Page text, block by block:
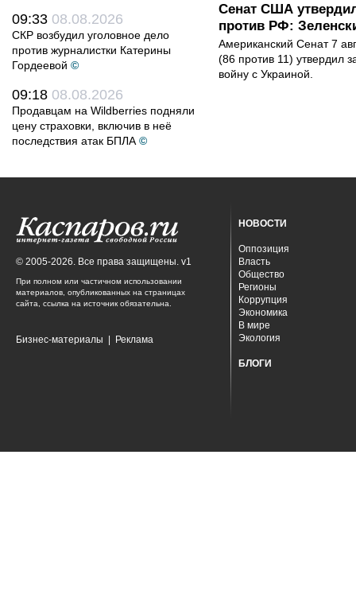
09:33 08.08.2026
СКР возбудил уголовное дело
против журналистки Катерины
Гордеевой ©
09:18 08.08.2026
Продавцам на Wildberries подняли
цену страховки, включив в неё
последствия атак БПЛА ©
Сенат США
против РФ:
Американский Сенат 7
(86 против 11) утвердил
войну с Украиной.
© 2005-2026. Все права защищены. v1
При полном или частичном использовании
материалов, опубликованных на страницах
сайта, ссылка на источник обязательна.
Бизнес-материалы Реклама
НОВОСТИ
Оппозиция
Власть
Общество
Регионы
Коррупция
Экономика
В мире
Экология
БЛОГИ